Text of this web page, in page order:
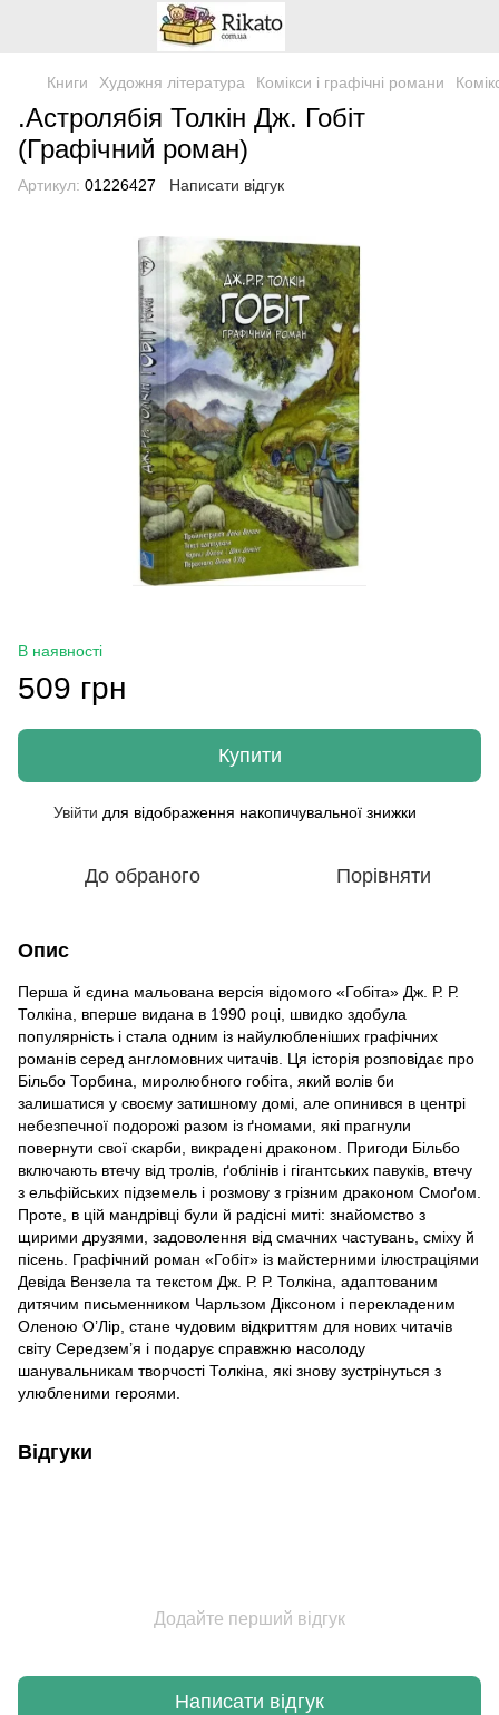
Книги Художня література Комікси і графічні романи
.Астролябія Толкін Дж. Гобіт
(Графічний роман)
Артикул: 01226427 Написати відгук
В наявності
509 грн
Купити
Увійти для відображення накопичувальної знижки
До обраного Порівняти
Опис
Перша й єдина мальована версія відомого «Гобіта» Дж. Р. Р.
Толкіна, вперше видана в 1990 році, швидко здобула
популярність і стала одним із найулюбленіших графічних
романів серед англомовних читачів. Ця історія розповідає про
Більбо Торбина, миролюбного гобіта, який волів би
залишатися у своєму затишному домі, але опинився в центрі
небезпечної подорожі разом із ґномами, які прагнули
повернути свої скарби, викрадені драконом. Пригоди Більбо
включають втечу від тролів, ґоблінів і гігантських павуків, втечу
з ельфійських підземель і розмову з грізним драконом Смоґом.
Проте, в цій мандрівці були й радісні миті: знайомство з
щирими друзями, задоволення від смачних частувань, сміху й
пісень. Графічний роман «Гобіт» із майстерними ілюстраціями
Девіда Вензела та текстом Дж. Р. Р. Толкіна, адаптованим
дитячим письменником Чарльзом Діксоном і перекладеним
Оленою О’Лір, стане чудовим відкриттям для нових читачів
світу Середзем’я і подарує справжню насолоду
шанувальникам творчості Толкіна, які знову зустрінуться з
улюбленими героями.
Відгуки
Додайте перший відгук
Написати відгук